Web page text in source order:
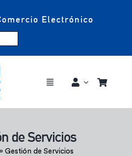
Electrónico
Toggle
de Servicios
» Gestión de Servicios